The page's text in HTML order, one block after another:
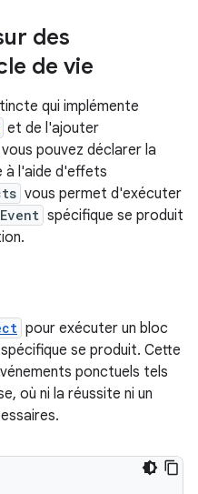
des
de vie
qui implémente
et de l'ajouter
pouvez déclarer la
à l'aide d'effets
vous permet d'exécuter
spécifique se produit
pour exécuter un bloc
se produit. Cette
ponctuels tels
où ni la réussite ni un